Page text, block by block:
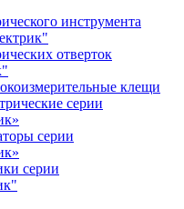
инструмента
отверток
клещи
серии
серии
серии